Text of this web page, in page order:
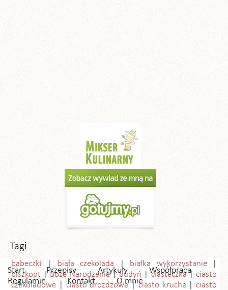
Tagi
babeczki biała czekolada
białka wykorzystanie
biszkopt
Boże Narodzenie budyń ciasteczka
ciasto
czekoladowe
ciasto drożdżowe ciasto kruche
ciasto
Start Przepisy Artykuły
Współpraca
Regulamin
Kontakt O mnie